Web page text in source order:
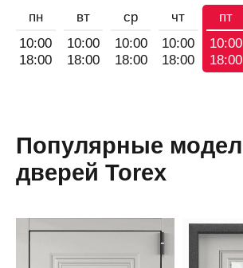
пн
10:00
18:00
вт
10:00
18:00
ср
10:00
18:00
чт
10:00
18:00
пт
10:00
18:00
Популярные
дверей Torex